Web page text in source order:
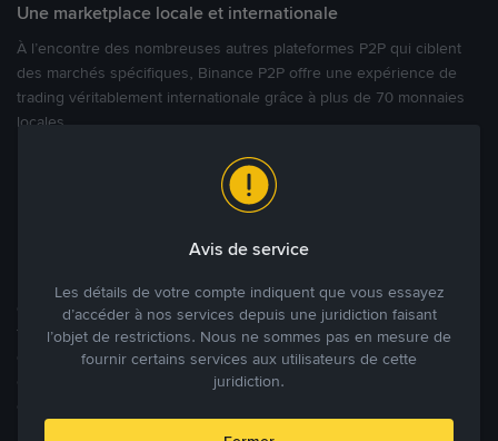
Une marketplace locale et internationale
À l’encontre des nombreuses autres plateformes P2P qui ciblent
des marchés spécifiques, Binance P2P offre une expérience de
trading véritablement internationale grâce à plus de 70 monnaies
locales.
Modes de paiement flexibles
monde, Binance P2P fournit une plateforme sécurisée pour la
réalisation de trades en cryptomonnaies dans plus de 800 modes
de paiement et plus de 100 monnaies fiat. Les utilisateurs peuvent
facilement acheter, vendre et trader des cryptomonnaies
directement avec d’autres utilisateurs, tout en définissant leurs prix
et leurs modes de paiement préférés sur une Marketplace de
Avis de service
Les détails de votre compte indiquent que vous essayez
d’accéder à nos services depuis une juridiction faisant
l’objet de restrictions. Nous ne sommes pas en mesure de
fournir certains services aux utilisateurs de cette
juridiction.